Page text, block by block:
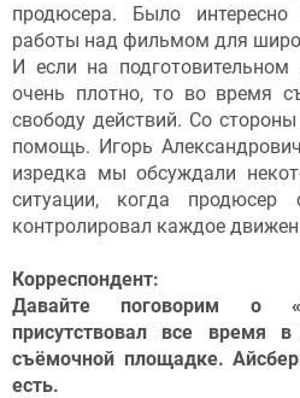
продюсера. Было интересно
работы над фильмом для
И если на
очень плотно, то во время
свободу действий. Со
помощь. Игорь
изредка мы обсуждали
ситуации, когда
контролировал каждое
Корреспондент:
Давайте поговорим о
присутствовал все
съёмочной площадке.
есть.